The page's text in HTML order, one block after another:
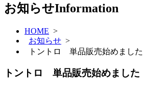
お知らせInformation
HOME >
お知らせ >
トントロ 単品販売始めました
トントロ 単品販売始めました